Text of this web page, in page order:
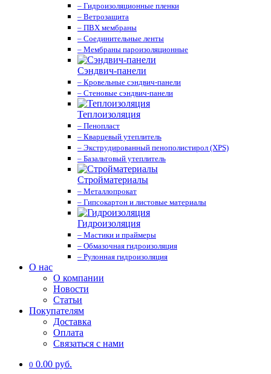
– Гидроизоляционные пленки
– Ветрозащита
– ПВХ мембраны
– Соединительные ленты
– Мембраны пароизоляционные
Сэндвич-панели
– Кровельные сэндвич-панели
– Стеновые сэндвич-панели
Теплоизоляция
– Пенопласт
– Кварцевый утеплитель
– Экструдированный пенополистирол (XPS)
– Базальтовый утеплитель
Стройматериалы
– Металлопрокат
– Гипсокартон и листовые материалы
Гидроизоляция
– Мастики и праймеры
– Обмазочная гидроизоляция
– Рулонная гидроизоляция
О нас
О компании
Новости
Статьи
Покупателям
Доставка
Оплата
Связаться с нами
0 0.00 руб.